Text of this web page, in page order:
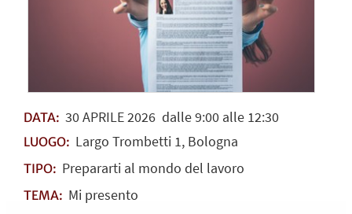
DATA: 30APRILE2026dalle 9:00 alle 12:30
LUOGO: Largo Trombetti 1, Bologna
TIPO: Prepararti al mondo del lavoro
TEMA: Mi presento